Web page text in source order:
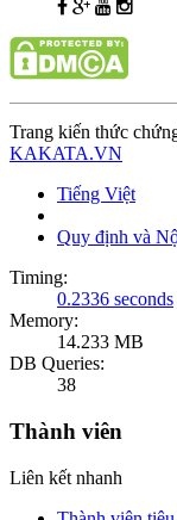
Trang kiến thức
KAKATA.VN
Tiếng Việt
Quy định và
Timing:
0.2336 seconds
Memory:
14.233 MB
DB Queries:
38
Thành viên
Liên kết nhanh